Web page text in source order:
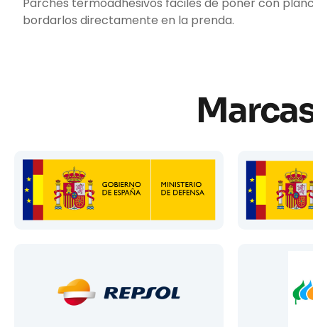
bordarlos directamente en la prenda.